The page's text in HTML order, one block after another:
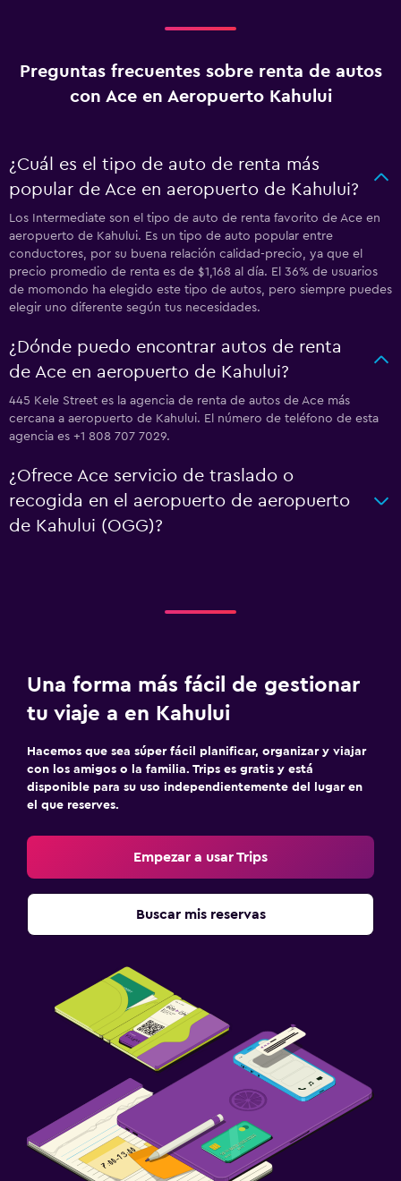
Preguntas frecuentes sobre renta de autos
con Ace en Aeropuerto Kahului
¿Cuál es el tipo de auto de renta más
popular de Ace en aeropuerto de Kahului?
Los Intermediate son el tipo de auto de renta favorito de Ace en
aeropuerto de Kahului. Es un tipo de auto popular entre
conductores, por su buena relación calidad-precio, ya que el
precio promedio de renta es de $1,168 al día. El 36% de usuarios
de momondo ha elegido este tipo de autos, pero siempre puedes
elegir uno diferente según tus necesidades.
¿Dónde puedo encontrar autos de renta
de Ace en aeropuerto de Kahului?
445 Kele Street es la agencia de renta de autos de Ace más
cercana a aeropuerto de Kahului. El número de teléfono de esta
agencia es +1 808 707 7029.
¿Ofrece Ace servicio de traslado o
recogida en el aeropuerto de aeropuerto
de Kahului (OGG)?
Una forma más fácil de gestionar
tu viaje a en Kahului
Hacemos que sea súper fácil planificar, organizar y viajar
con los amigos o la familia. Trips es gratis y está
disponible para su uso independientemente del lugar en
el que reserves.
Empezar a usar Trips
Buscar mis reservas